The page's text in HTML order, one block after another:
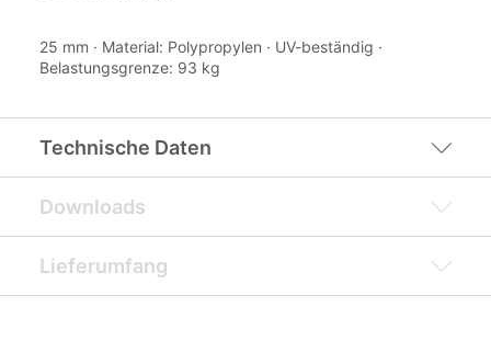
25 mm · Material: Polypropylen · UV-beständig ·
Belastungsgrenze: 93 kg
Technische Daten
Downloads
Lieferumfang